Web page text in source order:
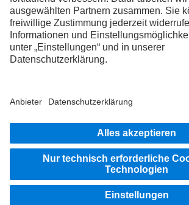
Truckern aus.
Steig ein
Impressum
Datenschutz